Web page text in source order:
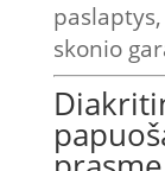
skonio